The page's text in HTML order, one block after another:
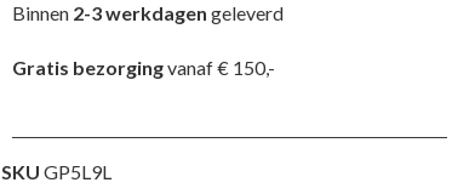
Binnen 2-3 werkdagen geleverd
Gratis bezorgingvanaf € 150,-
SKU GP5L9L